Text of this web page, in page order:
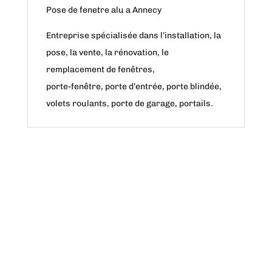
Pose de fenetre alu a Annecy
Entreprise spécialisée dans l’installation, la
pose, la vente, la rénovation, le
remplacement de fenêtres,
porte-fenêtre, porte d’entrée, porte blindée,
volets roulants, porte de garage, portails.